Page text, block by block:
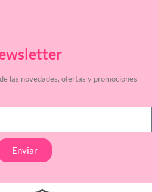
las novedades, ofertas y promociones
Enviar